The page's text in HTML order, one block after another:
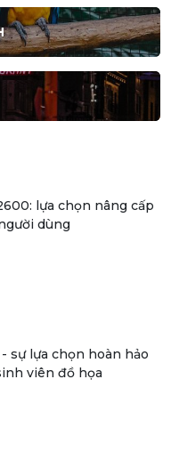
lựa chọn nâng cấp
dùng
sự lựa chọn hoàn hảo
viên đồ họa